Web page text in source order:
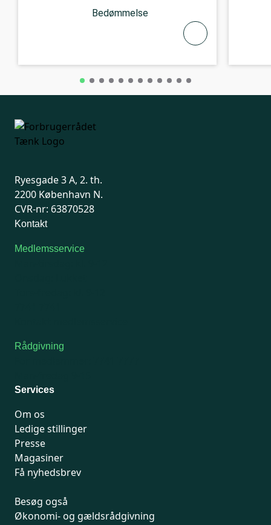
Bedømmelse
Ryesgade 3 A, 2. th.
2200 København N.
CVR-nr: 63870528
Kontakt
Medlemsservice
Rådgivning
Services
Om os
Ledige stillinger
Presse
Magasiner
Få nyhedsbrev
Besøg også
Økonomi- og gældsrådgivning